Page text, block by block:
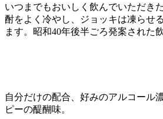
いつまでもおいしく飲んでいただき
酎をよく冷やし、ジョッキは凍らせ
ます。昭和40年後半ごろ発案された
自分だけの配合、好みのアルコール
ピーの醍醐味。